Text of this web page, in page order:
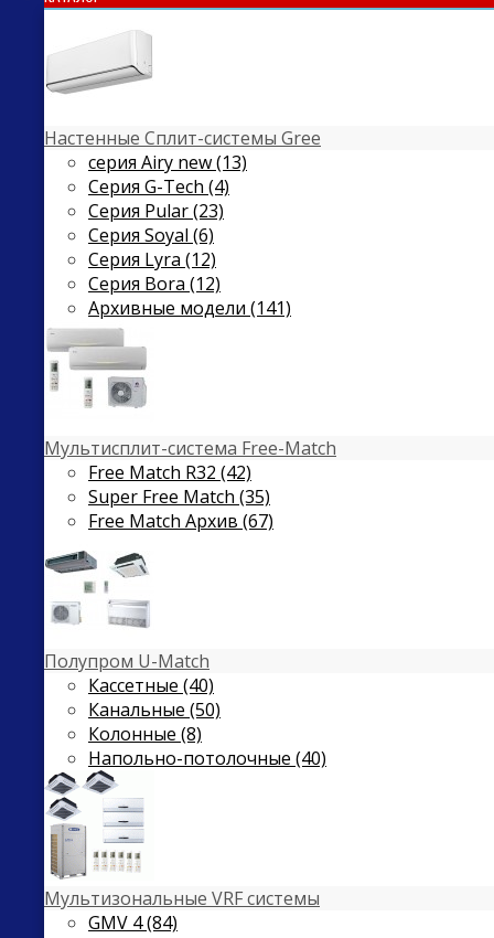
Настенные Сплит-системы Gree
серия Airy new (13)
Серия G-Tech (4)
Серия Pular (23)
Cерия Soyal (6)
Серия Lyra (12)
Серия Bora (12)
Архивные модели (141)
Мультисплит-система Free-Match
Free Match R32 (42)
Super Free Match (35)
Free Match Архив (67)
Полупром U-Match
Кассетные (40)
Канальные (50)
Колонные (8)
Напольно-потолочные (40)
Мультизональные VRF системы
GMV 4 (84)